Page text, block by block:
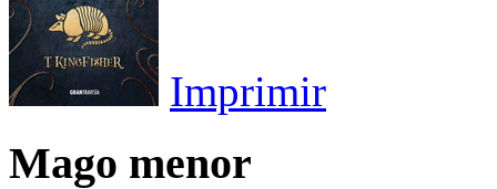
Imprimir
Mago menor